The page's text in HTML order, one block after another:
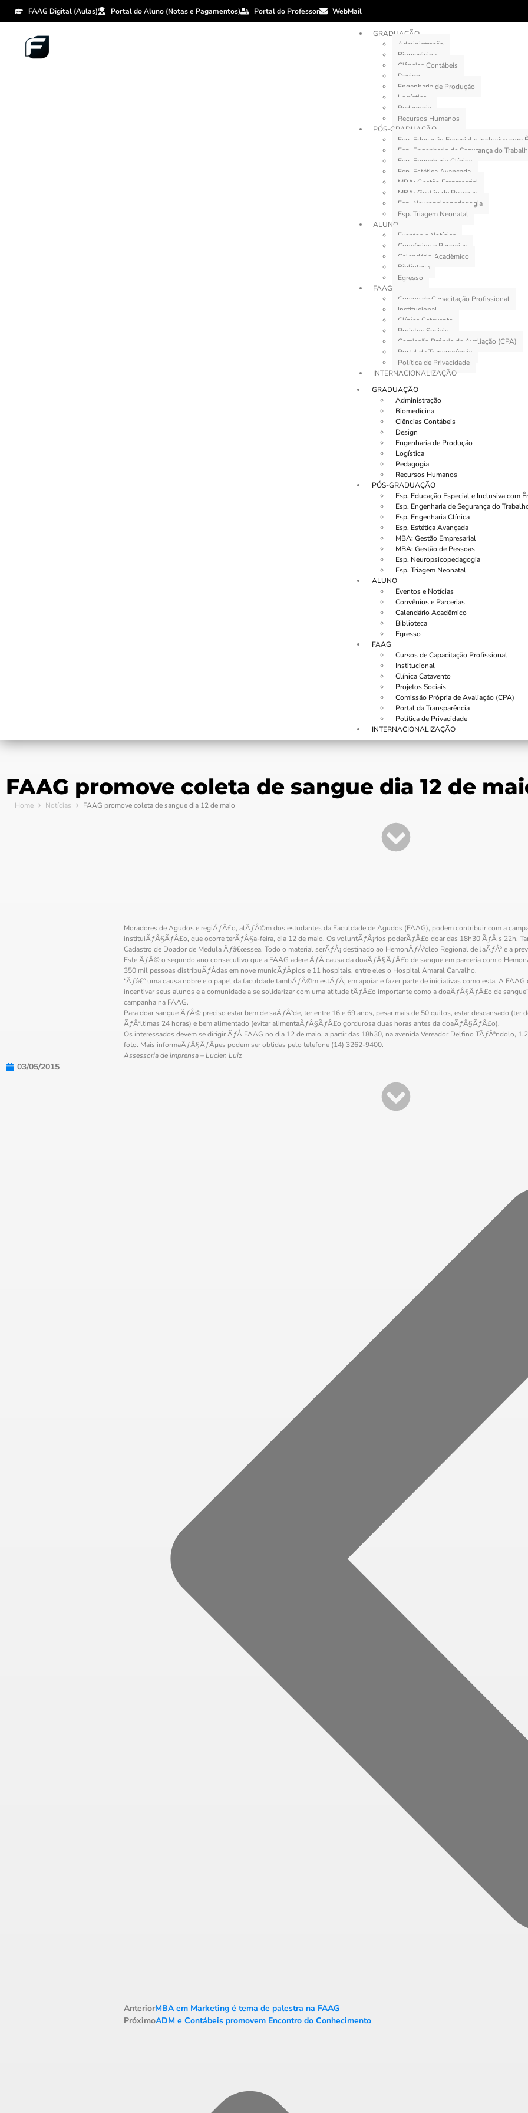
FAAG Digital (Aulas) Portal do Aluno (Notas e Pagamentos) Portal do Professor WebMail
GRADUAÇÃO
Administração
Biomedicina
Ciências Contábeis
Design
Engenharia de Produção
Logística
Pedagogia
Recursos Humanos
PÓS-GRADUAÇÃO
Esp. Educação Especial e Inclusiva com
Esp. Engenharia de Segurança do
Esp. Engenharia Clínica
Esp. Estética Avançada
MBA: Gestão Empresarial
MBA: Gestão de Pessoas
Esp. Neuropsicopedagogia
Esp. Triagem Neonatal
ALUNO
Eventos e Notícias
Convênios e Parcerias
Calendário Acadêmico
Biblioteca
Egresso
FAAG
Cursos de Capacitação Profissional
Institucional
Clínica Catavento
Projetos Sociais
Comissão Própria de Avaliação (CPA)
Portal da Transparência
Política de Privacidade
INTERNACIONALIZAÇÃO
GRADUAÇÃO
Administração
Biomedicina
Ciências Contábeis
Design
Engenharia de Produção
Logística
Pedagogia
Recursos Humanos
PÓS-GRADUAÇÃO
Esp. Educação Especial e Inclusiva com
Esp. Engenharia de Segurança do
Esp. Engenharia Clínica
Esp. Estética Avançada
MBA: Gestão Empresarial
MBA: Gestão de Pessoas
Esp. Neuropsicopedagogia
Esp. Triagem Neonatal
ALUNO
Eventos e Notícias
Convênios e Parcerias
Calendário Acadêmico
Biblioteca
Egresso
FAAG
Cursos de Capacitação Profissional
Institucional
Clínica Catavento
Projetos Sociais
Comissão Própria de Avaliação (CPA)
Portal da Transparência
Política de Privacidade
INTERNACIONALIZAÇÃO
FAAG promove coleta de sangue dia 12 de
Home Notícias FAAG promove coleta de sangue dia 12 de maio
Moradores de Agudos e regiÃƒÂ£o, alÃƒÂ©m dos estudantes da Faculdade de Agudos (FAAG), podem contribuir com a
instituiÃƒÂ§ÃƒÂ£o, que ocorre terÃƒÂ§a-feira, dia 12 de maio. Os voluntÃƒÂ¡rios poderÃƒÂ£o doar das 18h30 ÃƒÂ s 22h.
Cadastro de Doador de Medula Ãƒâ€œssea. Todo o material serÃƒÂ¡ destinado ao HemonÃƒÂºcleo Regional de JaÃƒÂº e a
Este ÃƒÂ© o segundo ano consecutivo que a FAAG adere ÃƒÂ causa da doaÃƒÂ§ÃƒÂ£o de sangue em parceria com o
350 mil pessoas distribuÃƒÂ­das em nove municÃƒÂ­pios e 11 hospitais, entre eles o Hospital Amaral Carvalho.
“Ãƒâ€° uma causa nobre e o papel da faculdade tambÃƒÂ©m estÃƒÂ¡ em apoiar e fazer parte de iniciativas como esta. A
incentivar seus alunos e a comunidade a se solidarizar com uma atitude tÃƒÂ£o importante como a doaÃƒÂ§ÃƒÂ£o de
campanha na FAAG.
Para doar sangue ÃƒÂ© preciso estar bem de saÃƒÂºde, ter entre 16 e 69 anos, pesar mais de 50 quilos, estar descansado (ter
ÃƒÂºltimas 24 horas) e bem alimentado (evitar alimentaÃƒÂ§ÃƒÂ£o gordurosa duas horas antes da doaÃƒÂ§ÃƒÂ£o).
Os interessados devem se dirigir ÃƒÂ FAAG no dia 12 de maio, a partir das 18h30, na avenida Vereador Delfino TÃƒÂªndolo,
foto. Mais informaÃƒÂ§ÃƒÂµes podem ser obtidas pelo telefone (14) 3262-9400.
Assessoria de imprensa – Lucien Luiz
03/05/2015
AnteriorMBA em Marketing é tema de palestra na FAAG
PróximoADM e Contábeis promovem Encontro do Conhecimento